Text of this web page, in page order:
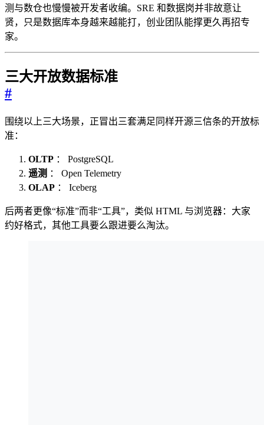
测与数仓也慢慢被开发者收编。SRE 和数据岗并非故意让
贤，只是数据库本身越来越能打，创业团队能撑更久再招专
家。
三大开放数据标准
#
围绕以上三大场景，正冒出三套满足同样开源三信条的开放标
准：
OLTP ： PostgreSQL
遥测 ： Open Telemetry
OLAP ： Iceberg
后两者更像“标准”而非“工具”，类似 HTML 与浏览器：大家
约好格式，其他工具要么跟进要么淘汰。